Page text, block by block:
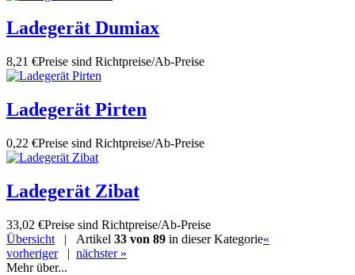
Ladegerät Dumiax
8,21 €Preise sind Richtpreise/Ab-Preise
Ladegerät Pirten
0,22 €Preise sind Richtpreise/Ab-Preise
Ladegerät Zibat
33,02 €Preise sind Richtpreise/Ab-Preise
Übersicht | Artikel 33 von 89 in dieser Kategorie«
vorheriger| nächster »
Mehr über...